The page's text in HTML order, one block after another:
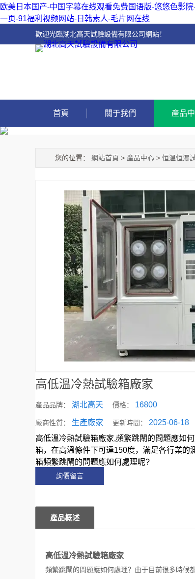
欧美日本国产-中国字幕在线观看免费国语版-悠悠色影
一页-91福利视频网站-日韩素人-毛片网在线
歡迎光臨湖北高天試驗設備有限公司網站！
首頁 關于我們 產品
您的位置： 網站首頁 > 產品中心 > 恒溫恒濕
高低溫冷熱試驗箱廠家
產品品牌： 湖北高天 價格： 16800
廠商性質： 生產廠家 更新時間：
2025-06-18
高低溫冷熱試驗箱廠家,頻繁跳閘的問題應如
箱，在高溫條件下可達150度，滿足各行業
箱頻繁跳閘的問題應如何處理呢?
詢價留言
產品概述
高低溫冷熱試驗箱廠家
頻繁跳閘的問題應如何處理？由于目前很多時候